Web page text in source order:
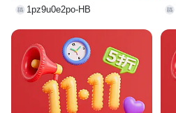
1pz9u0e2po-HB